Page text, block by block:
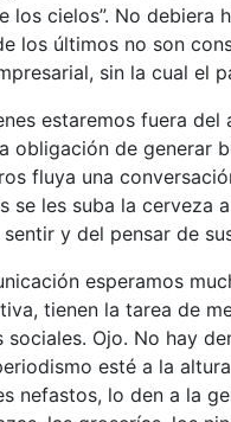
los cielos”. No debiera
los últimos no son
sin la cual el
estaremos fuera
obligación de generar
fluya una
se les suba la cerveza
y del pensar de
esperamos
tienen la tarea de
sociales. Ojo. No hay
esté a la
nefastos, lo den a la